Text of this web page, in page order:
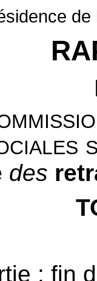
des
: fin